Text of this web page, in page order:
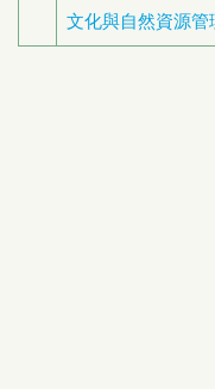
文化與自然資源管